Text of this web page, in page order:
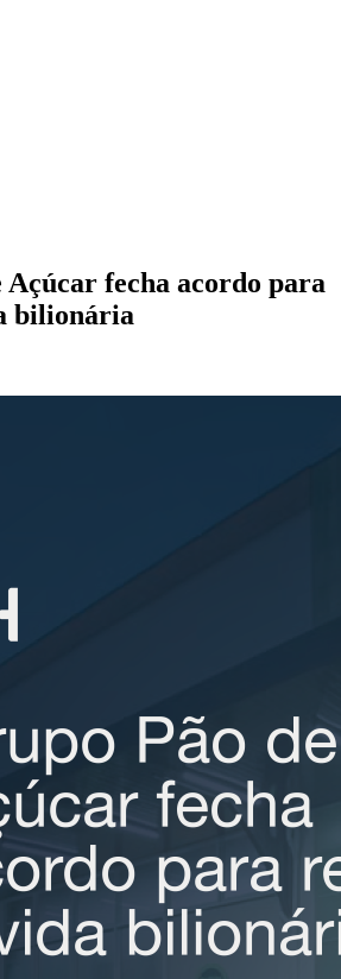
Açúcar fecha acordo para
bilionária